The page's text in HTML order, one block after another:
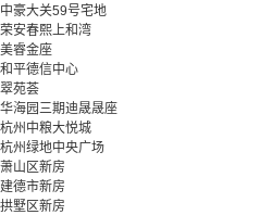
中豪大关59号宅地
荣安春熙上和湾
美睿金座
和平德信中心
翠苑荟
华海园三期迪晟晟座
杭州中粮大悦城
杭州绿地中央广场
萧山区新房
建德市新房
拱墅区新房